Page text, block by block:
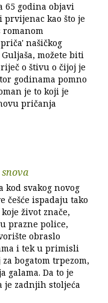
65 godina objavi
kao što je
romanom
našičkog
možete biti
o štivu o čijoj je
godinama pomno
je to koji je
pričanja
kod svakog novog
češće ispadaju tako
život znače,
prazne police,
obraslo
i tek u primisli
bogatom trpezom,
galama. Da to je
je zadnjih stoljeća